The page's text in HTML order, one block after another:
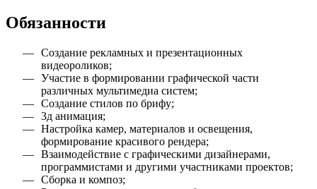
Обязанности
Создание рекламных и презентационных
видеороликов;
Участие в формировании графической части
различных мультимедиа систем;
Создание стилов по брифу;
3д анимация;
Настройка камер, материалов и освещения,
формирование красивого рендера;
Взаимодействие с графическими дизайнерами,
программистами и другими участниками проектов;
Сборка и композ;